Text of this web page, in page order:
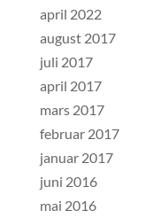
april 2022
august 2017
juli 2017
april 2017
mars 2017
februar 2017
januar 2017
juni 2016
mai 2016